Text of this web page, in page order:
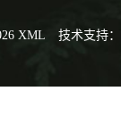
XML
技术支持：